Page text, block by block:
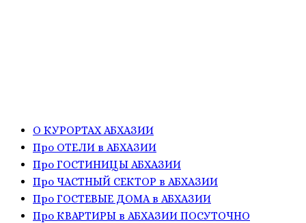
О КУРОРТАХ АБХАЗИИ
Про ОТЕЛИ в АБХАЗИИ
Про ГОСТИНИЦЫ АБХАЗИИ
Про ЧАСТНЫЙ СЕКТОР в АБХАЗИИ
Про ГОСТЕВЫЕ ДОМА в АБХАЗИИ
Про КВАРТИРЫ в АБХАЗИИ ПОСУТОЧНО